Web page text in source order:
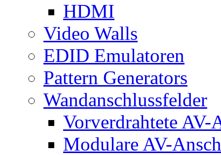
HDMI
Video Walls
EDID Emulatoren
Pattern Generators
Wandanschlussfelder
Vorverdrahtete AV-
Modulare AV-